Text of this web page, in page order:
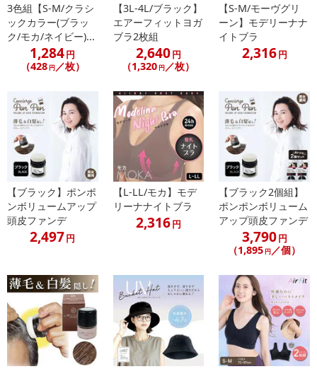
3色組【S-M/クラシ
ックカラー(ブラッ
ク/モカ/ネイビー)...
1,284円
（428 円／枚）
【3L-4L/ブラック】
エアーフィットヨガ
ブラ2枚組
2,640円
（1,320 円 ／枚）
【S-M/モーヴグリ
ーン】モデリーナナ
イトブラ
2,316円
【ブラック】ポンポ
ンボリュームアップ
頭皮ファンデ
2,497円
【L-LL/モカ】モデ
リーナナイトブラ
2,316円
【ブラック2個組】
ポンポンボリューム
アップ頭皮ファンデ
3,790円
（1,895 円／個）